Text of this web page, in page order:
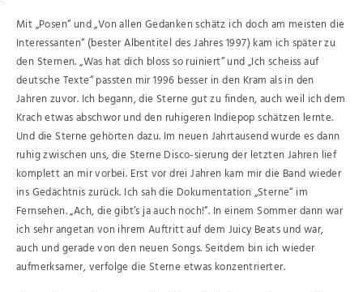
Mit „Posen“ und „Von allen Gedanken schätz ich doch am meisten die
Interessanten“ (bester Albentitel des Jahres 1997) kam ich später zu
den Sternen. „Was hat dich bloss so ruiniert“ und „Ich scheiss auf
deutsche Texte“ passten mir 1996 besser in den Kram als in den
Jahren zuvor. Ich begann, die Sterne gut zu finden, auch weil ich dem
Krach etwas abschwor und den ruhigeren Indiepop schätzen lernte.
Und die Sterne gehörten dazu. Im neuen Jahrtausend wurde es dann
ruhig zwischen uns, die Sterne Disco-sierung der letzten Jahren lief
komplett an mir vorbei. Erst vor drei Jahren kam mir die Band wieder
ins Gedächtnis zurück. Ich sah die Dokumentation „Sterne“ im
Fernsehen. „Ach, die gibt’s ja auch noch!“. In einem Sommer dann war
ich sehr angetan von ihrem Auftritt auf dem Juicy Beats und war,
auch und gerade von den neuen Songs. Seitdem bin ich wieder
aufmerksamer, verfolge die Sterne etwas konzentrierter.